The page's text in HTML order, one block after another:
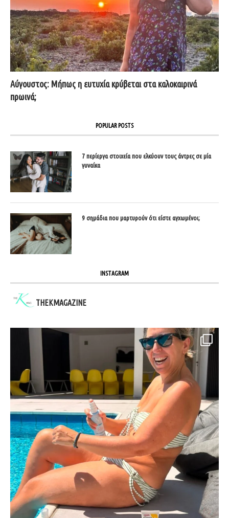
Αύγουστος: Μήπως η ευτυχία κρύβεται στα καλοκαιρινά
πρωινά;
POPULAR POSTS
7 περίεργα στοιχεία που ελκύουν τους άντρες σε μία
γυναίκα
9 σημάδια που μαρτυρούν ότι είστε αγχωμένοι;
INSTAGRAM
THEKMAGAZINE